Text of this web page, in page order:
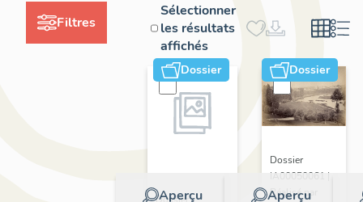
Filtres
Sélectionner
les résultats
affichés
Dossier
Aperçu
Dossier
Aperçu
Dossier
IA00050061 |
Réalisé par